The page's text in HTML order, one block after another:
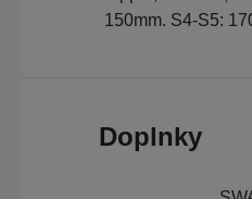
150mm. S4-S5:
Doplnky